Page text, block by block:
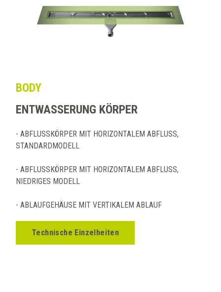
BODY
ENTWASSERUNG KÖRPER
- ABFLUSSKÖRPER MIT HORIZONTALEM ABFLUSS,
STANDARDMODELL
- ABFLUSSKÖRPER MIT HORIZONTALEM ABFLUSS,
NIEDRIGES MODELL
- ABLAUFGEHÄUSE MIT VERTIKALEM ABLAUF
Technische Einzelheiten